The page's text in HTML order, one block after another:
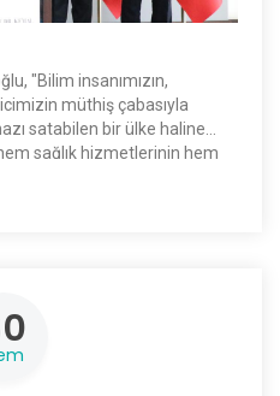
"Bilim insanımızın,
müthiş çabasıyla
satabilen bir ülke haline
sağlık hizmetlerinin hem
büyük çaba harcıyor."